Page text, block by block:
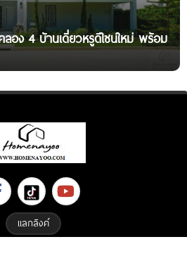
ง 4 บ้านเดี่ยวหรูดีไซน์ใหม่ พร้อม
แลกลิงค์